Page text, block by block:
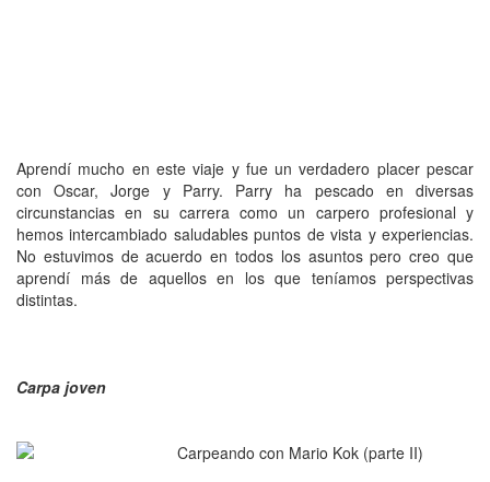
Aprendí mucho en este viaje y fue un verdadero placer pescar
con Oscar, Jorge y Parry. Parry ha pescado en diversas
circunstancias en su carrera como un carpero profesional y
hemos intercambiado saludables puntos de vista y experiencias.
No estuvimos de acuerdo en todos los asuntos pero creo que
aprendí más de aquellos en los que teníamos perspectivas
distintas.
Carpa joven